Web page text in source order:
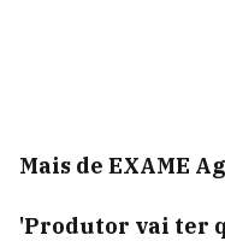
Mais de EXAME
'Produtor vai ter